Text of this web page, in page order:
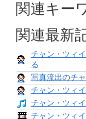
関連キー
関連最新
チャン・ツィ
る
写真流出のチ
チャン・ツィ
チャン・ツィ
チャン・ツィ